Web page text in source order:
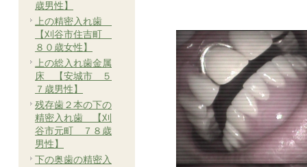
歳男性】
上の精密入れ歯
【刈谷市住吉町
８０歳女性】
上の総入れ歯金属
床 【安城市 ５
７歳男性】
残存歯２本の下の
精密入れ歯 【刈
谷市元町 ７８歳
男性】
下の奥歯の精密入